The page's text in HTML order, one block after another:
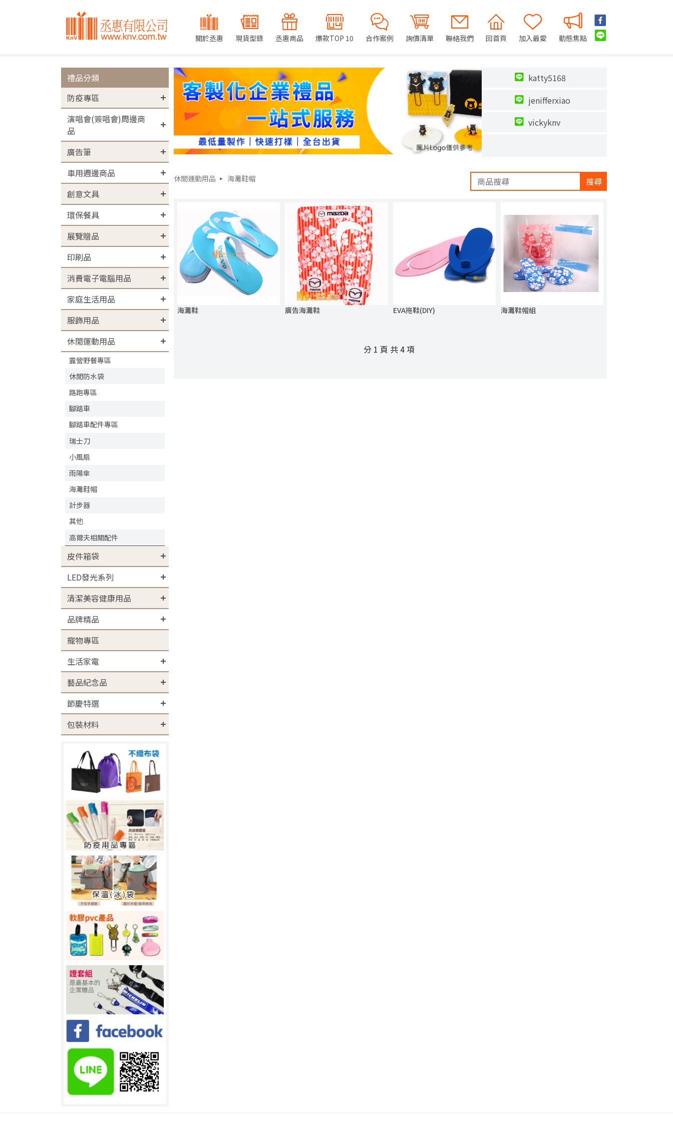
關於丞惠 現貨型錄 丞惠商品 爆款TOP 10 合作案例 詢價清單 聯絡我們 回首頁 加入最愛 動態焦點
禮品分類
防疫專區
演唱會(簽唱會)周邊商
品
廣告筆
車用週邊商品
創意文具
環保餐具
展覽贈品
印刷品
消費電子電腦用品
家庭生活用品
服飾用品
休閒運動用品
露營野餐專區
休閒防水袋
路跑專區
腳踏車
腳踏車配件專區
瑞士刀
小風扇
雨陽傘
海灘鞋帽
計步器
其他
高爾夫相關配件
皮件箱袋
LED發光系列
清潔美容健康用品
品牌精品
寵物專區
生活家電
藝品紀念品
節慶特選
包裝材料
katty5168
jenifferxiao
vickyknv
休閒運動用品 海灘鞋帽 搜尋
海灘鞋 廣告海灘鞋 EVA拖鞋(DIY) 海灘鞋帽組
分 1 頁 共 4 項